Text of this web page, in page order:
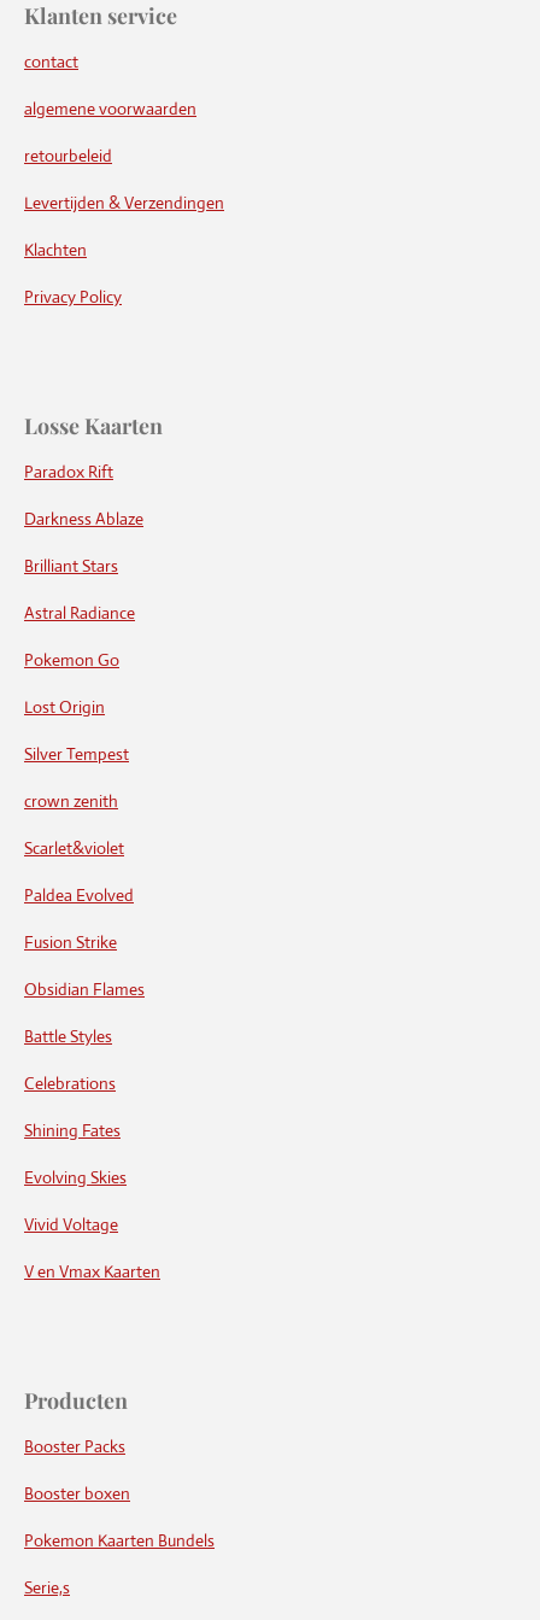
Klanten service
contact
algemene voorwaarden
retourbeleid
Levertijden & Verzendingen
Klachten
Privacy Policy
Losse Kaarten
Paradox Rift
Darkness Ablaze
Brilliant Stars
Astral Radiance
Pokemon Go
Lost Origin
Silver Tempest
crown zenith
Scarlet&violet
Paldea Evolved
Fusion Strike
Obsidian Flames
Battle Styles
Celebrations
Shining Fates
Evolving Skies
Vivid Voltage
V en Vmax Kaarten
Producten
Booster Packs
Booster boxen
Pokemon Kaarten Bundels
Serie,s